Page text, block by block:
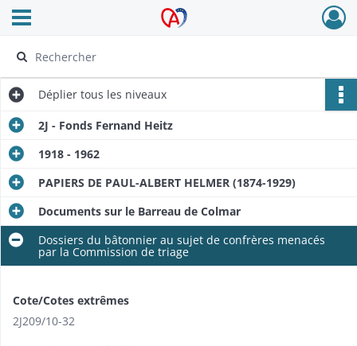
Archives Alsace - Colmar
Ouvrir le menu déroulant
Déplier tous les niveaux
2J - Fonds Fernand Heitz
1918 - 1962
PAPIERS DE PAUL-ALBERT HELMER (1874-1929)
Documents sur le Barreau de Colmar
Dossiers du bâtonnier au sujet de confrères menacés
par la Commission de triage
Cote/Cotes extrêmes
2J209​/​10-32